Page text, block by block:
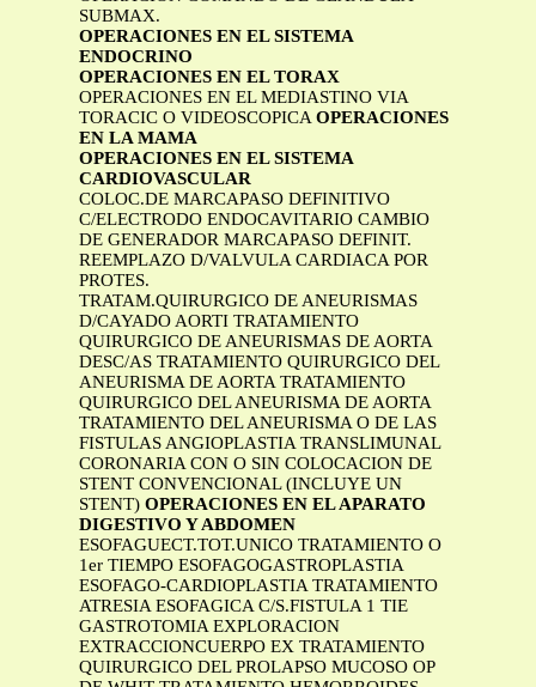
SUBMAX.
OPERACIONES EN EL SISTEMA
ENDOCRINO
OPERACIONES EN EL TORAX
OPERACIONES EN EL MEDIASTINO VIA
TORACIC O VIDEOSCOPICAOPERACIONES
EN LA MAMA
OPERACIONES EN EL SISTEMA
CARDIOVASCULAR
COLOC.DE MARCAPASO DEFINITIVO
C/ELECTRODO ENDOCAVITARIO CAMBIO
DE GENERADOR MARCAPASO DEFINIT.
REEMPLAZO D/VALVULA CARDIACA POR
PROTES.
TRATAM.QUIRURGICO DE ANEURISMAS
D/CAYADO AORTI TRATAMIENTO
QUIRURGICO DE ANEURISMAS DE AORTA
DESC/AS TRATAMIENTO QUIRURGICO DEL
ANEURISMA DE AORTA TRATAMIENTO
QUIRURGICO DEL ANEURISMA DE AORTA
TRATAMIENTO DEL ANEURISMA O DE LAS
FISTULAS ANGIOPLASTIA TRANSLIMUNAL
CORONARIA CON O SIN COLOCACION DE
STENT CONVENCIONAL (INCLUYE UN
STENT) OPERACIONES EN EL APARATO
DIGESTIVO Y ABDOMEN
ESOFAGUECT.TOT.UNICO TRATAMIENTO O
1er TIEMPO ESOFAGOGASTROPLASTIA
ESOFAGO-CARDIOPLASTIA TRATAMIENTO
ATRESIA ESOFAGICA C/S.FISTULA 1 TIE
GASTROTOMIA EXPLORACION
EXTRACCIONCUERPO EX TRATAMIENTO
QUIRURGICO DEL PROLAPSO MUCOSO OP